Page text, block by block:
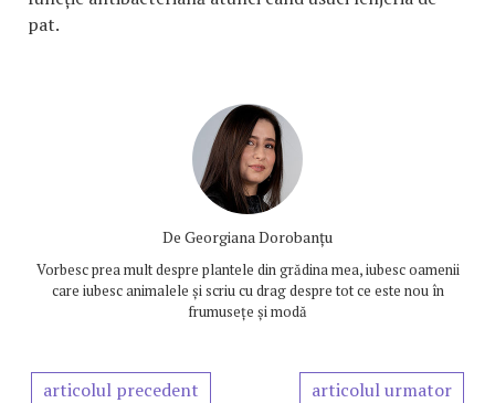
pat.
De Georgiana Dorobanțu
Vorbesc prea mult despre plantele din grădina mea, iubesc oamenii
care iubesc animalele și scriu cu drag despre tot ce este nou în
frumusețe și modă
articolul precedent articolul urmator